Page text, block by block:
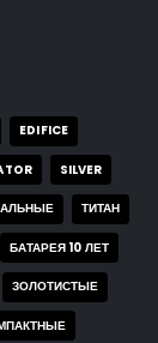
EDIFICE
SILVER
ТИТАН
БАТАРЕЯ 10 ЛЕТ
ЗОЛОТИСТЫЕ